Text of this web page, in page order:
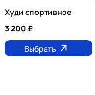
Худи спортивное
3 200 ₽
Выбрать